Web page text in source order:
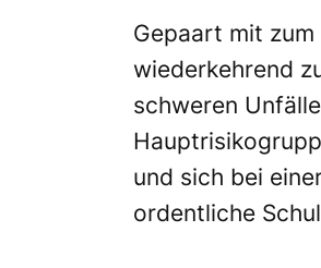
Gepaart mit zum
wiederkehrend
schweren
und sich bei
ordentliche